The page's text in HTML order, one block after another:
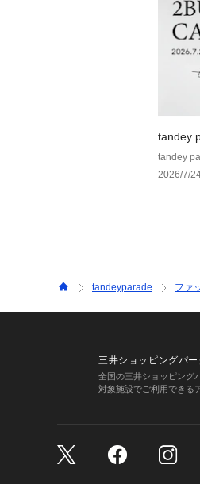
tandey
催！【
tandey
2026/7/
tandeyparade ファ
三井ショッピングパー
全国の三井ショッピング
対象施設でご利用できる